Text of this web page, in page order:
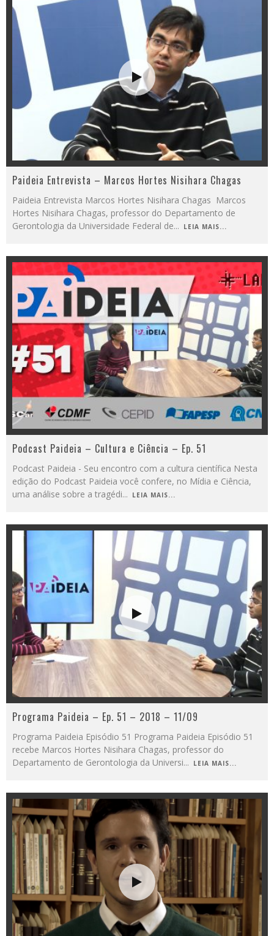
Paideia Entrevista – Marcos Hortes Nisihara Chagas
Paideia Entrevista Marcos Hortes Nisihara Chagas Marcos
Hortes Nisihara Chagas, professor do Departamento de
Gerontologia da Universidade Federal de... LEIA MAIS...
Podcast Paideia – Cultura e Ciência – Ep. 51
Podcast Paideia - Seu encontro com a cultura científica Nesta
edição do Podcast Paideia você confere, no Mídia e Ciência,
uma análise sobre a tragédi... LEIA MAIS...
Programa Paideia – Ep. 51 – 2018 – 11/09
Programa Paideia Episódio 51 Programa Paideia Episódio 51
recebe Marcos Hortes Nisihara Chagas, professor do
Departamento de Gerontologia da Universi... LEIA MAIS...